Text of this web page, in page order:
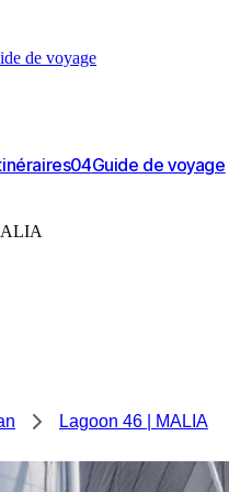
de voyage
04Guide de voyage
Lagoon 46 | MALIA